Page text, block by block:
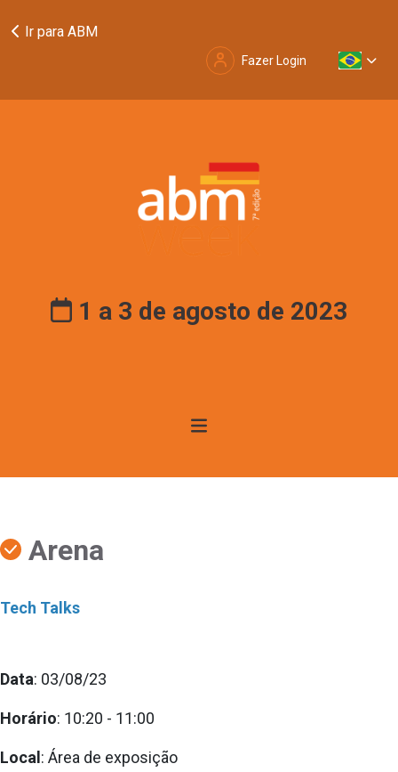
Ir para ABM
Fazer Login
1 a 3 de agosto de 2023
Arena
Tech Talks
Data: 03/08/23
Horário: 10:20 - 11:00
Local: Área de exposição